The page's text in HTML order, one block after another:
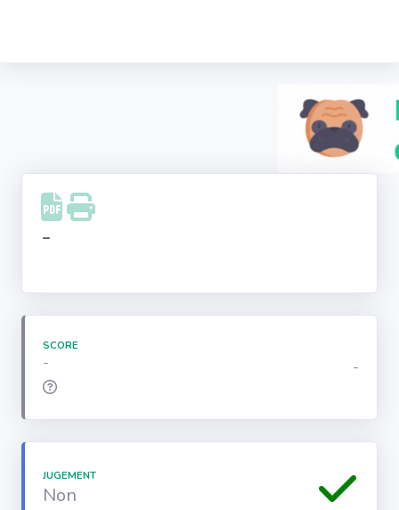
Facebook
Instagram
-
SCORE
- -
JUGEMENT
Non